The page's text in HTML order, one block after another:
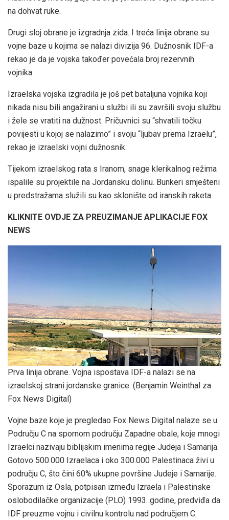
na dohvat ruke.
Drugi sloj obrane je izgradnja zida. I treća linija obrane su
vojne baze u kojima se nalazi divizija 96. Dužnosnik IDF-a
rekao je da je vojska također povećala broj rezervnih
vojnika.
Izraelska vojska izgradila je još pet bataljuna vojnika koji
nikada nisu bili angažirani u službi ili su završili svoju službu
i žele se vratiti na dužnost. Pričuvnici su “shvatili točku
povijesti u kojoj se nalazimo” i svoju “ljubav prema Izraelu”,
rekao je izraelski vojni dužnosnik.
Tijekom izraelskog rata s Iranom, snage klerikalnog režima
ispalile su projektile na Jordansku dolinu. Bunkeri smješteni
u predstražama služili su kao sklonište od iranskih raketa.
KLIKNITE OVDJE ZA PREUZIMANJE APLIKACIJE FOX
NEWS
Prva linija obrane. Vojna ispostava IDF-a nalazi se na
izraelskoj strani jordanske granice. (Benjamin Weinthal za
Fox News Digital)
Vojne baze koje je pregledao Fox News Digital nalaze se u
Području C na spornom području Zapadne obale, koje mnogi
Izraelci nazivaju biblijskim imenima regije Judeja i Samarija.
Gotovo 500.000 Izraelaca i oko 300.000 Palestinaca živi u
području C, što čini 60% ukupne površine Judeje i Samarije.
Sporazum iz Osla, potpisan između Izraela i Palestinske
oslobodilačke organizacije (PLO) 1993. godine, predviđa da
IDF preuzme vojnu i civilnu kontrolu nad područjem C.